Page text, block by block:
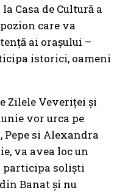
Casa de Cultură a
care va
ai orașului –
istorici, oameni
Zilele Veveriței și
vor urca pe
Pepe si Alexandra
va avea loc un
participa soliști
Banat și nu